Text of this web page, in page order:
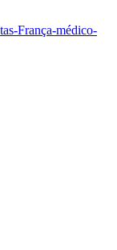
França-médico-